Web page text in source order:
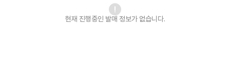
현재 진행중인 발매 정보가 없습니다.